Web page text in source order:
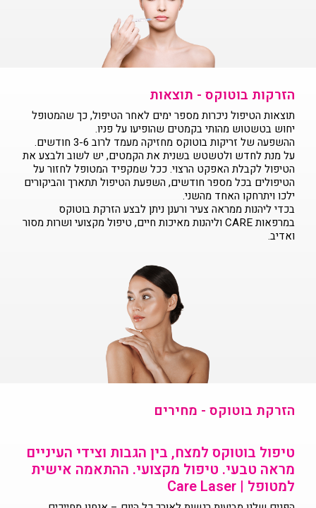
הזרקות בוטוקס - תוצאות
תוצאות הטיפול ניכרות מספר ימים לאחר הטיפול, כך שהמטופל
יחוש בטשטוש מהותי בקמטים שהופיעו על פניו.
ההשפעה של זריקות בוטוקס מחזיקה מעמד לרוב 3-6 חודשים.
על מנת לחדש ולטשטש בשנית את הקמטים, יש לשוב ולבצע את
הטיפול לקבלת האפקט הרצוי. ככל שמקפיד המטופל לחזור על
הטיפולים בכל מספר חודשים, השפעת הטיפול תתארך והביקורים
ילכו ויתרחקו האחד מהשני.
בכדי ליהנות ממראה צעיר ורענן ניתן לבצע הזרקת בוטוקס
במרפאות CARE וליהנות מאיכות חיים, טיפול מקצועי ושרות מסור
ואדיב.
הזרקת בוטוקס - מחירים
טיפול בוטוקס למצח, בין הגבות וצידי העיניים
מראה טבעי. טיפול מקצועי. ההתאמה אישית
למטופל | Care Laser